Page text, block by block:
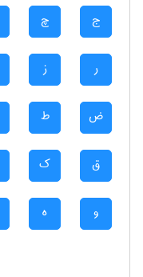
ج چ
ر ز
ض ط
ق ک
و ه